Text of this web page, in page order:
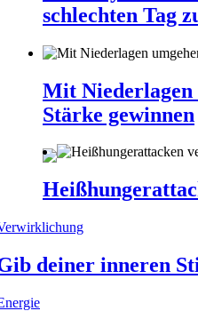
schlechten Tag
Mit Niederlagen
Stärke gewinnen
deiner inneren